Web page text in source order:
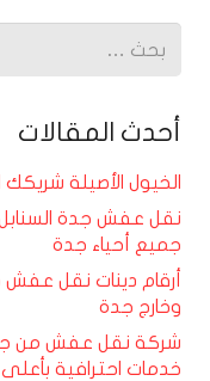
البحث
أحدث المقالات
الخيول الأصيلة
نقل عفش جدة
جميع أحياء جدة
أرقام دينات نقل
وخارج جدة
شركة نقل عفش من
خدمات احترافية